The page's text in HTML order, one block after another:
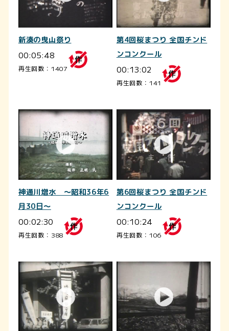
新湊の曳山祭り
00:05:48
再生回数：1407
第4回桜まつり 全国チンド
ンコンクール
00:13:02
再生回数：141
神通川増水 ～昭和36年6
月30日～
00:02:30
再生回数：388
第6回桜まつり 全国チンド
ンコンクール
00:10:24
再生回数：106